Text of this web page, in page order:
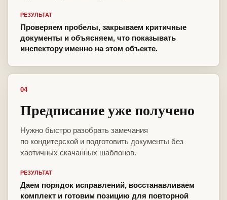
РЕЗУЛЬТАТ
Проверяем пробелы, закрываем критичные
документы и объясняем, что показывать
инспектору именно на этом объекте.
04
Предписание уже получено
Нужно быстро разобрать замечания
по кондитерской и подготовить документы без
хаотичных скачанных шаблонов.
РЕЗУЛЬТАТ
Даем порядок исправлений, восстанавливаем
комплект и готовим позицию для повторной